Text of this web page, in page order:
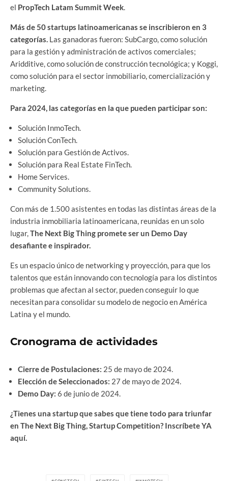
el PropTech Latam Summit Week.
Más de 50 startups latinoamericanas se inscribieron en 3
categorías. Las ganadoras fueron: SubCargo, como solución
para la gestión y administración de activos comerciales;
Aridditive, como solución de construcción tecnológica; y Koggi,
como solución para el sector inmobiliario, comercialización y
marketing.
Para 2024, las categorías en la que pueden participar son:
Solución InmoTech.
Solución ConTech.
Solución para Gestión de Activos.
Solución para Real Estate FinTech.
Home Services.
Community Solutions.
Con más de 1.500 asistentes en todas las distintas áreas de la
industria inmobiliaria latinoamericana, reunidas en un solo
lugar,The Next Big Thing promete ser un Demo Day
desafiante e inspirador.
Es un espacio único de networking y proyección, para que los
talentos que están innovando con tecnología para los distintos
problemas que afectan al sector, pueden conseguir lo que
necesitan para consolidar su modelo de negocio en América
Latina y el mundo.
Cronograma de actividades
Cierre de Postulaciones: 25 de mayo de 2024.
Elección de Seleccionados: 27 de mayo de 2024.
Demo Day: 6 de junio de 2024.
¿Tienes una startup que sabes que tiene todo para triunfar
en The Next Big Thing, Startup Competition? Inscríbete YA
aquí.